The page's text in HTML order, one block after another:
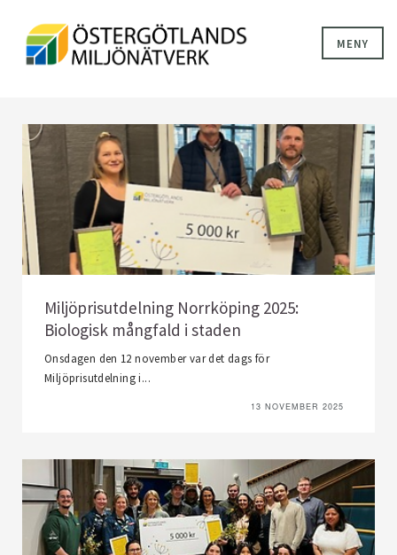
MENY
Miljöprisutdelning Norrköping 2025:
Biologisk mångfald i staden
Onsdagen den 12 november var det dags för
Miljöprisutdelning i...
13 NOVEMBER 2025